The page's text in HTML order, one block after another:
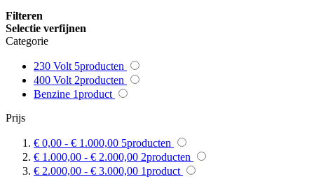
Filteren
Selectie verfijnen
Categorie
230 Volt 5producten
400 Volt 2producten
Benzine 1product
Prijs
€ 0,00 - € 1.000,00 5producten
€ 1.000,00 - € 2.000,00 2producten
€ 2.000,00 - € 3.000,00 1product